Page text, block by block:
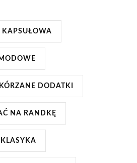
KAPSUŁOWA
DODATKI
NA RANDKĘ
KLASYKA